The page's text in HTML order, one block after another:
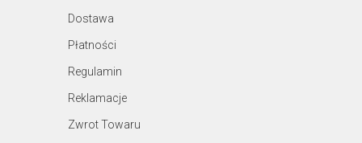
Dostawa
Płatności
Regulamin
Reklamacje
Zwrot Towaru